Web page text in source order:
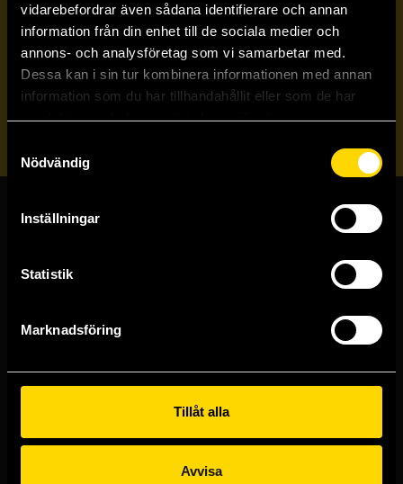
vidarebefordrar även sådana identifierare och annan
information från din enhet till de sociala medier och
annons- och analysföretag som vi samarbetar med.
Dessa kan i sin tur kombinera informationen med annan
information som du har tillhandahållit eller som de har
samlat in när du har använt deras tjänster.
Nödvändig
Inställningar
Statistik
Marknadsföring
Tillåt alla
Avvisa
Prenumerera på vårt nyhetsbrev
Veckobrevet
Skicka
Stockholmsbutiken
Södra Förstadsgatan 26
211 43 Malmö